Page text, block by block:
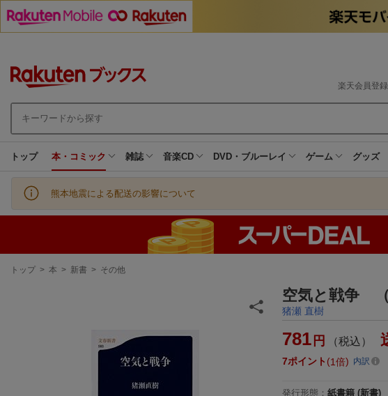
楽天会員登録
トップ 本・コミック 雑誌 音楽CD DVD・ブルーレイ ゲーム グッズ
熊本地震による配送の影響について
現
トップ > 本 > 新書 > その他
空気と戦争 （
猪瀬 直樹
781 円 （税込）
7ポイント 1倍 内訳
発行形態 ： 紙書籍 (新書)